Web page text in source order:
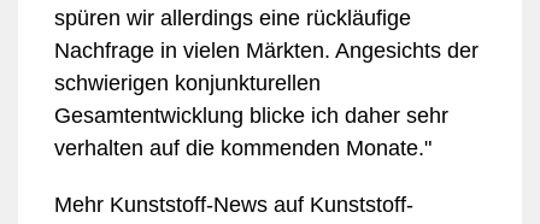
spüren wir allerdings eine rückläufige
Nachfrage in vielen Märkten. Angesichts der
schwierigen konjunkturellen
Gesamtentwicklung blicke ich daher sehr
verhalten auf die kommenden Monate."
Mehr Kunststoff-News auf Kunststoff-